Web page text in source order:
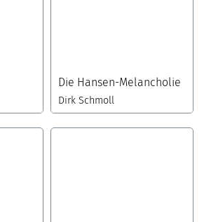
Die Hansen-Melancholie
Dirk Schmoll